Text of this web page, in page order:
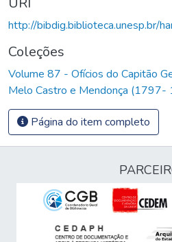
http://bibdig.biblioteca.unesp.br/
Coleções
Volume 87 - Ofícios do Capitão
Melo Castro e Mendonça (1797-
Página do item completo